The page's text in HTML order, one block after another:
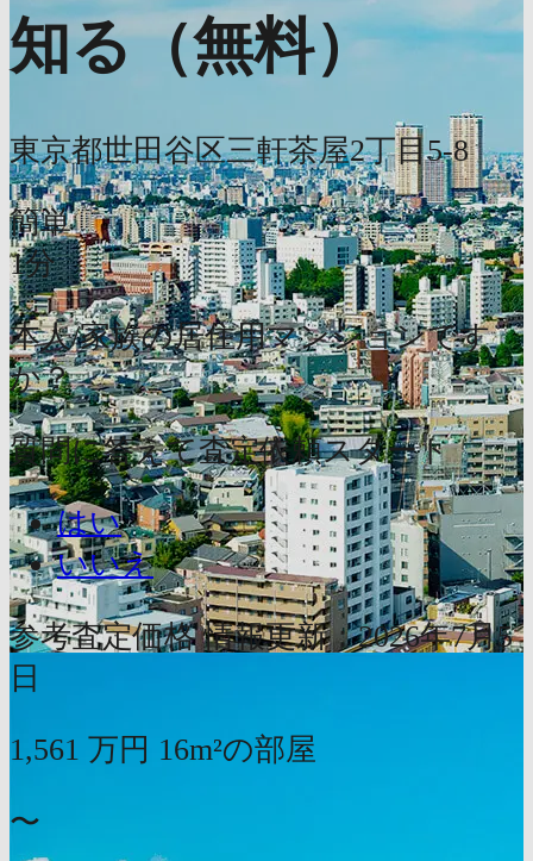
知る（無料）
東京都世田谷区三軒茶屋2丁目5-8
簡単
1分
本人/家族の居住用マンションです
か？
質問に答えて査定依頼スタート
はい
いいえ
参考査定価格 情報更新：2026年7月5
日
1,561 万円 16m²の部屋
〜